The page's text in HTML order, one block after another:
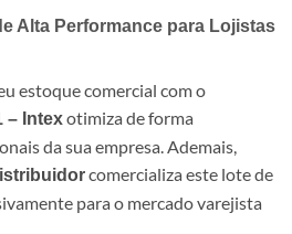
Alta Performance para Lojistas
estoque comercial com o
– Intexotimiza de forma
da sua empresa. Ademais,
comercializa este lote de
para o mercado varejista